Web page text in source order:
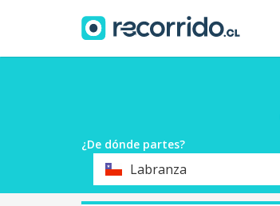
¿De dónde partes?
OrigenLabranza